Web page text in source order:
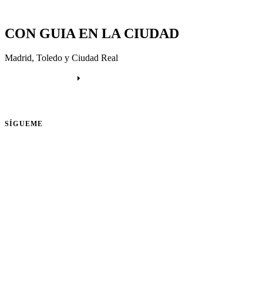
CON GUIA EN LA CIUDAD
Madrid, Toledo y Ciudad Real
SÍGUEME